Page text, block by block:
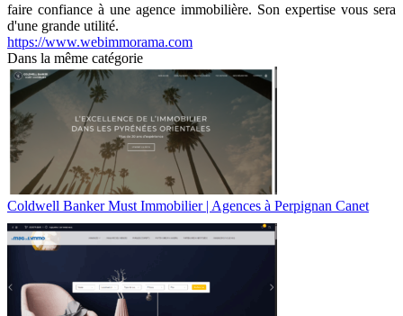
faire confiance à une agence immobilière. Son expertise vous sera
d'une grande utilité.
https://www.webimmorama.com
Dans la même catégorie
Coldwell Banker Must Immobilier | Agences à Perpignan Canet